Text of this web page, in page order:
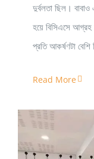
দুর্বলতা ছিল। বাবাও
হয়ে বিসিএসে আগ্রহ
প্রতি আকর্ষণটা বেশি
Read More